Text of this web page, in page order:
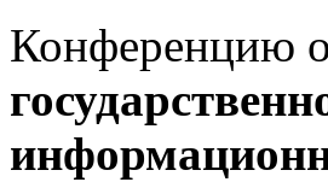
Конференцию